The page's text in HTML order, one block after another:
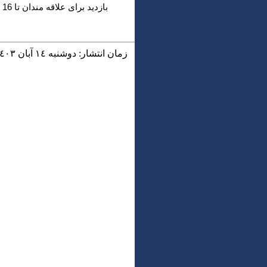
بازدید برای علاقه مندان تا 16 ابان ماه 1403 از ساعت 10 الی 18 می باشد.
زمان انتشار: دوشنبه ١٤ آبان ١٤٠٣ - ١٢:٠٦ |